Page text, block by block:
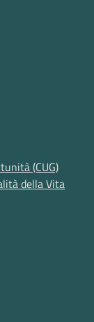
(CUG)
della Vita